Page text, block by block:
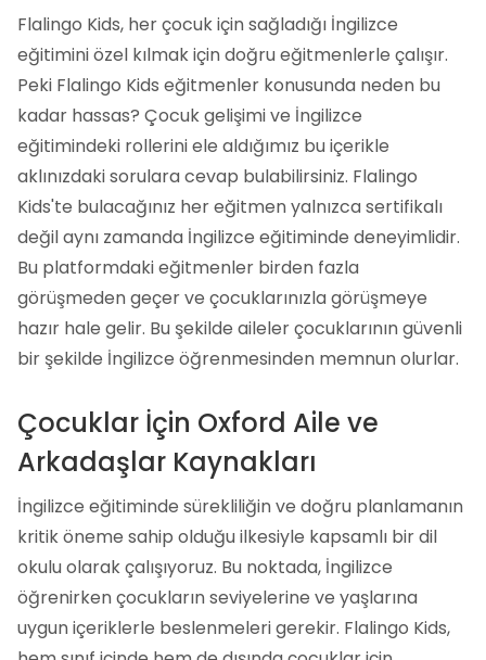
Flalingo Kids, her çocuk için sağladığı İngilizce
eğitimini özel kılmak için doğru eğitmenlerle çalışır.
Peki Flalingo Kids eğitmenler konusunda neden bu
kadar hassas? Çocuk gelişimi ve İngilizce
eğitimindeki rollerini ele aldığımız bu içerikle
aklınızdaki sorulara cevap bulabilirsiniz. Flalingo
Kids'te bulacağınız her eğitmen yalnızca sertifikalı
değil aynı zamanda İngilizce eğitiminde deneyimlidir.
Bu platformdaki eğitmenler birden fazla
görüşmeden geçer ve çocuklarınızla görüşmeye
hazır hale gelir. Bu şekilde aileler çocuklarının güvenli
bir şekilde İngilizce öğrenmesinden memnun olurlar.
Çocuklar İçin Oxford Aile ve
Arkadaşlar Kaynakları
İngilizce eğitiminde sürekliliğin ve doğru planlamanın
kritik öneme sahip olduğu ilkesiyle kapsamlı bir dil
okulu olarak çalışıyoruz. Bu noktada, İngilizce
öğrenirken çocukların seviyelerine ve yaşlarına
uygun içeriklerle beslenmeleri gerekir. Flalingo Kids,